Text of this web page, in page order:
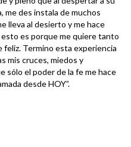
me des instala de muchos
lleva al desierto y me hace
es porque me quiere tanto
feliz. Termino esta experiencia
mis cruces, miedos y
sólo el poder de la fe me hace
desde HOY”.